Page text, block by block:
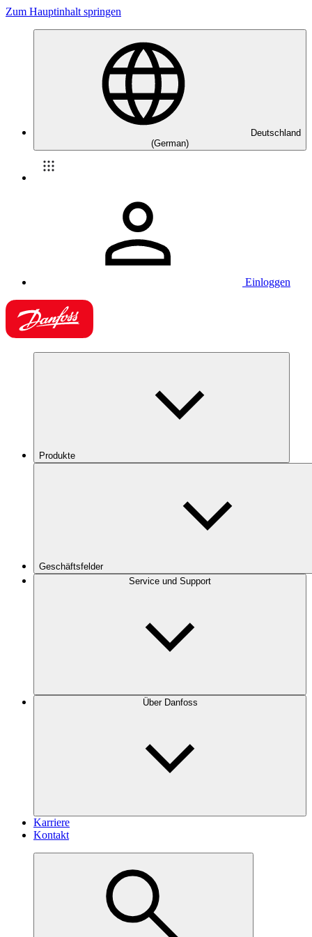
Zum Hauptinhalt springen
Deutschland
(German)
Einloggen
Produkte
Geschäftsfelder
Service und Support
Über Danfoss
Karriere
Kontakt